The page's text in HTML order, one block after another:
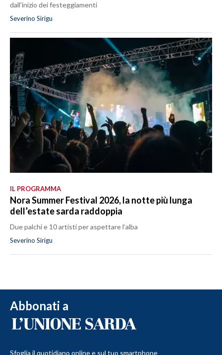
dall'inizio dei festeggiamenti
Severino Sirigu
IL PROGRAMMA
Nora Summer Festival 2026, la notte più lunga
dell’estate sarda raddoppia
Due palchi e 10 artisti per aspettare l’alba
Severino Sirigu
Abbonati a
Sfoglia il quotidiano online e sul tuo smartphone